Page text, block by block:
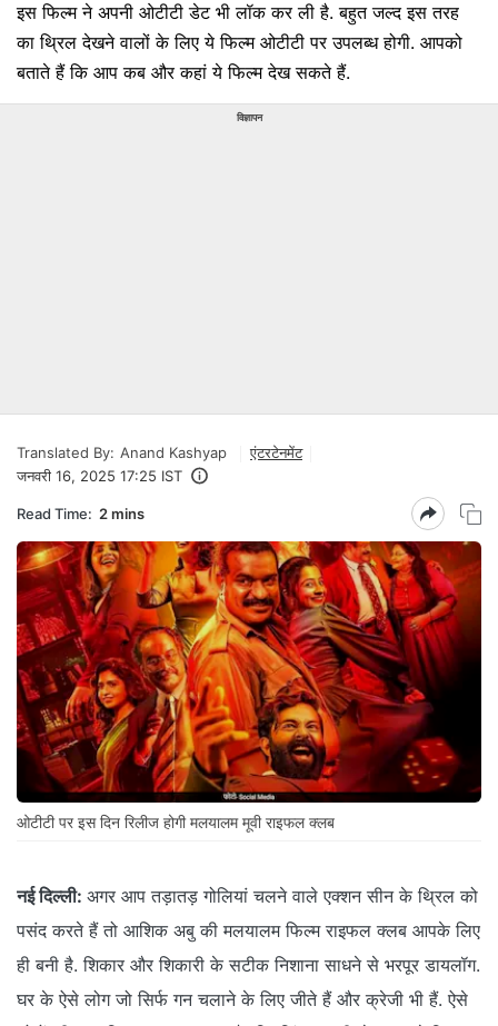
इस फिल्म ने अपनी ओटीटी डेट भी लॉक कर ली है. बहुत जल्द इस तरह
का थ्रिल देखने वालों के लिए ये फिल्म ओटीटी पर उपलब्ध होगी. आपको
बताते हैं कि आप कब और कहां ये फिल्म देख सकते हैं.
विज्ञापन
Translated By: Anand Kashyap
एंटरटेनमेंट
जनवरी 16, 2025 17:25 IST
Read Time: 2 mins
ओटीटी पर इस दिन रिलीज होगी मलयालम मूवी राइफल क्लब
नई दिल्ली: अगर आप तड़ातड़ गोलियां चलने वाले एक्शन सीन के थ्रिल को
पसंद करते हैं तो आशिक अबु की मलयालम फिल्म राइफल क्लब आपके लिए
ही बनी है. शिकार और शिकारी के सटीक निशाना साधने से भरपूर डायलॉग.
घर के ऐसे लोग जो सिर्फ गन चलाने के लिए जीते हैं और क्रेजी भी हैं. ऐसे